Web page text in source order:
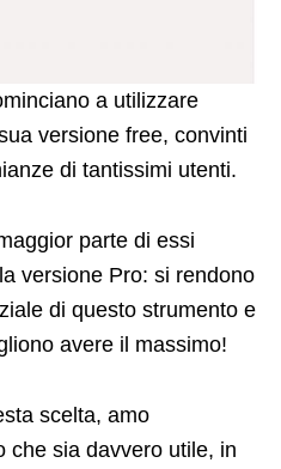
a utilizzare
versione free, convinti
di tantissimi utenti.
parte di essi
versione Pro: si rendono
di questo strumento e
avere il massimo!
scelta, amo
che sia davvero utile, in